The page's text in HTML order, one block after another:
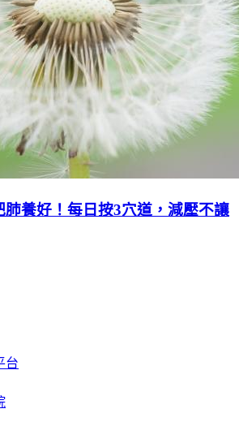
肺養好！每日按3穴道，減壓不讓
台